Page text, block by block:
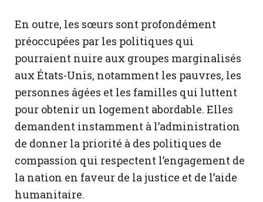
En outre, les sœurs sont profondément
préoccupées par les politiques qui
pourraient nuire aux groupes marginalisés
aux États-Unis, notamment les pauvres, les
personnes âgées et les familles qui luttent
pour obtenir un logement abordable. Elles
demandent instamment à l’administration
de donner la priorité à des politiques de
compassion qui respectent l’engagement de
la nation en faveur de la justice et de l’aide
humanitaire.